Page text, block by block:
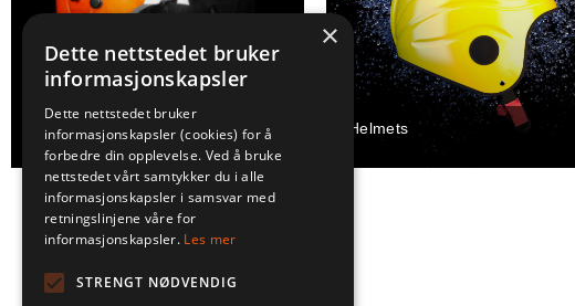
Accessories Helmets
×
Dette nettstedet bruker
informasjonskapsler
Dette nettstedet bruker
informasjonskapsler (cookies) for å
forbedre din opplevelse. Ved å bruke
nettstedet vårt samtykker du i alle
informasjonskapsler i samsvar med
retningslinjene våre for
informasjonskapsler. Les mer
STRENGT NØDVENDIG